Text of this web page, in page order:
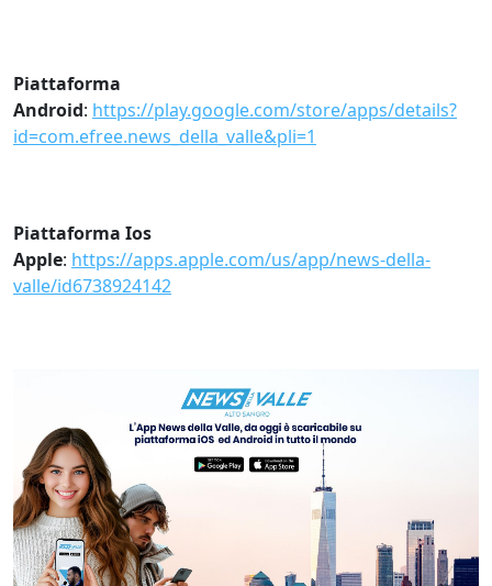
Piattaforma
Android: https://play.google.com/store/apps/details?
id=com.efree.news_della_valle&pli=1
Piattaforma Ios
Apple: https://apps.apple.com/us/app/news-della-
valle/id6738924142